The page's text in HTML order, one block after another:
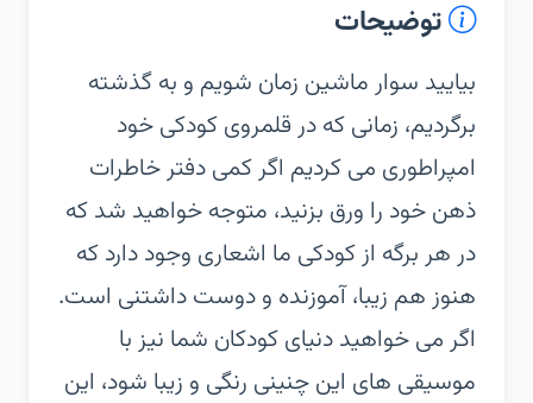
توضیحات
بیایید سوار ماشین زمان شویم و به گذشته
برگردیم، زمانی که در قلمروی کودکی خود
امپراطوری می کردیم اگر کمی دفتر خاطرات
ذهن خود را ورق بزنید، متوجه خواهید شد که
در هر برگه از کودکی ما اشعاری وجود دارد که
هنوز هم زیبا، آموزنده و دوست داشتنی است.
اگر می خواهید دنیای کودکان شما نیز با
موسیقی های این چنینی رنگی و زیبا شود، این